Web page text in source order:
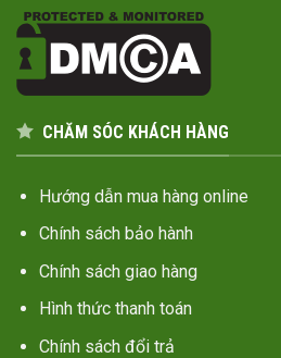
CHĂM SÓC KHÁCH HÀNG
Hướng dẫn mua hàng online
Chính sách bảo hành
Chính sách giao hàng
Hình thức thanh toán
Chính sách đổi trả